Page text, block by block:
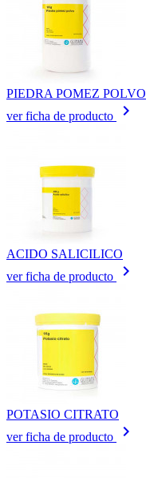
PIEDRA POMEZ POLVO
ver ficha de producto
keyboard_arrow_right
ACIDO SALICILICO
ver ficha de producto
keyboard_arrow_right
POTASIO CITRATO
ver ficha de producto
keyboard_arrow_right